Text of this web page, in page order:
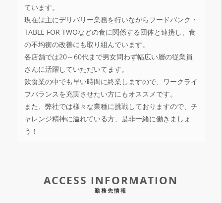
ています。
現在は主にデリバリー業務を行いながらフードバンク・
TABLE FOR TWOなどの食に関係する団体と連携し、食
の不均衡の改善にも取り組んでいます。
各店舗では20～60代まで男女問わず幅広い層の従業員
さんに活躍していただいてます。
飲食業の中でも早い時間に終業しますので、ワークライ
フバランスを充実させたい方にもオススメです。
また、弊社では様々な業種に挑戦しておりますので、チ
ャレンジ精神に溢れている方、是非一緒に働きましょ
う！
ACCESS INFORMATION
勤務先情報